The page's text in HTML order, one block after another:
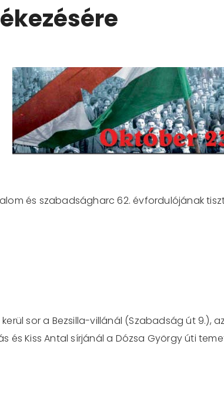
és szabadságharc 62. évfordulójának
kerül sor a Bezsilla-villánál (Szabadság út
és Kiss Antal sírjánál a Dózsa György úti